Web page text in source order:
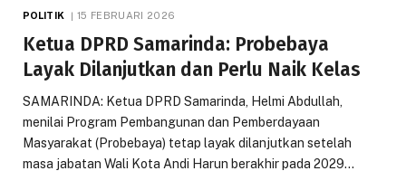
POLITIK 15 FEBRUARI 2026
Ketua DPRD Samarinda: Probebaya
Layak Dilanjutkan dan Perlu Naik Kelas
SAMARINDA: Ketua DPRD Samarinda, Helmi Abdullah,
menilai Program Pembangunan dan Pemberdayaan
Masyarakat (Probebaya) tetap layak dilanjutkan setelah
masa jabatan Wali Kota Andi Harun berakhir pada 2029…